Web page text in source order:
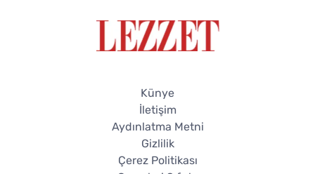
Künye
İletişim
Aydınlatma Metni
Gizlilik
Çerez Politikası